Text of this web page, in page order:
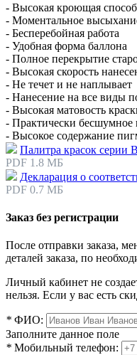
- Высокая кроющая
- Моментальное
- Бесперебойная работа
- Удобная форма баллона
- Полное перекрытие
- Высокая скорость
- Не течет и не наплывает
- Нанесение на все виды
- Высокая матовость
- Практически бесшумное
- Высокое содержание
Палитра красок серии
PDF 1.8 МБ
Декларация о
PDF 0.7 МБ
Заказ без регистрации
После отправки заказа,
деталей заказа, по
Личный кабинет не
нельзя. Если у вас есть
* ФИО:
Заполните данное поле
* Мобильный телефон: